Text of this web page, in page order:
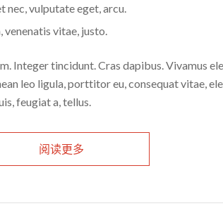
vulputate eget, arcu.
vitae, justo.
Integer tincidunt. Cras dapibus. Vivamus
leo ligula, porttitor eu, consequat vitae,
feugiat a, tellus.
阅读更多